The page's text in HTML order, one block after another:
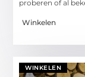
proberen of al
Winkelen
WINKELEN